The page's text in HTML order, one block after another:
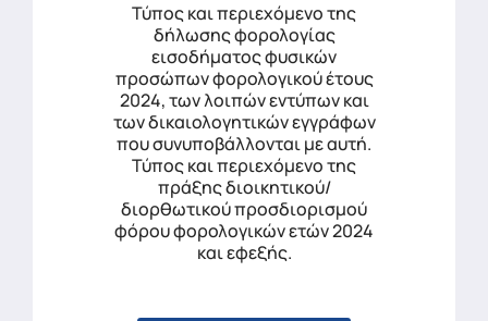
Τύπος και περιεχόμενο της
δήλωσης φορολογίας
εισοδήματος φυσικών
προσώπων φορολογικού έτους
2024, των λοιπών εντύπων και
των δικαιολογητικών εγγράφων
που συνυποβάλλονται με αυτή.
Τύπος και περιεχόμενο της
πράξης διοικητικού/
διορθωτικού προσδιορισμού
φόρου φορολογικών ετών 2024
και εφεξής.